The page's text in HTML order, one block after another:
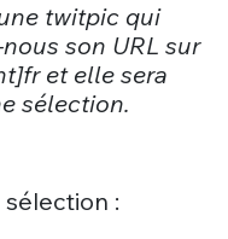
twitpic qui
son URL sur
et elle sera
sélection.
: